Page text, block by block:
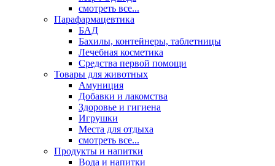
смотреть все...
Парафармацевтика
БАД
Бахилы, контейнеры, таблетницы
Лечебная косметика
Средства первой помощи
Товары для животных
Амуниция
Добавки и лакомства
Здоровье и гигиена
Игрушки
Места для отдыха
смотреть все...
Продукты и напитки
Вода и напитки